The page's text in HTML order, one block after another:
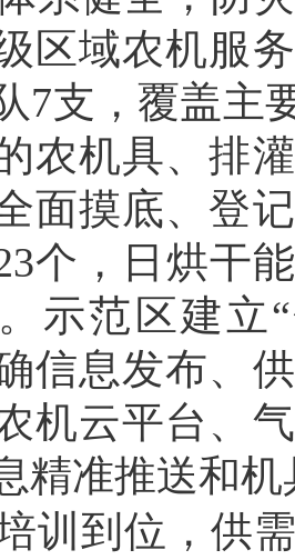
区域农机服
7支，覆盖主
农机具、排
面摸底、登
个，日烘干
示范区建
信息发布、
机云平台、
精准推送和
训到位，供